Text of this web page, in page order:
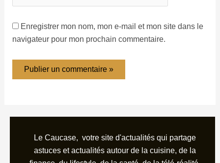
Enregistrer mon nom, mon e-mail et mon site dans le
navigateur pour mon prochain commentaire.
Le Caucase, votre site d'actualités qui partage
astuces et actualités autour de la cuisine, de la